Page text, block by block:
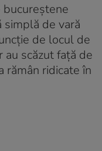
simplă de vară
de locul de
scăzut față de
rămân ridicate în